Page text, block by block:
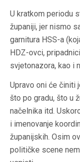
U kratkom periodu
županiji, jer nismo
garnitura HSS-a
HDZ-ovci,
svjetonazora, kao i
Upravo oni će činiti
što po gradu, što u
načelnika itd.
i imenovanje
županijskih. Osim
političke scene